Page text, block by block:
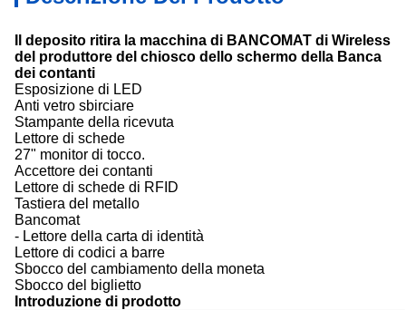
Il deposito ritira la macchina di BANCOMAT di Wireless
del produttore del chiosco dello schermo della Banca
dei contanti
Esposizione di LED
Anti vetro sbirciare
Stampante della ricevuta
Lettore di schede
27" monitor di tocco.
Accettore dei contanti
Lettore di schede di RFID
Tastiera del metallo
Bancomat
- Lettore della carta di identità
Lettore di codici a barre
Sbocco del cambiamento della moneta
Sbocco del biglietto
Introduzione di prodotto